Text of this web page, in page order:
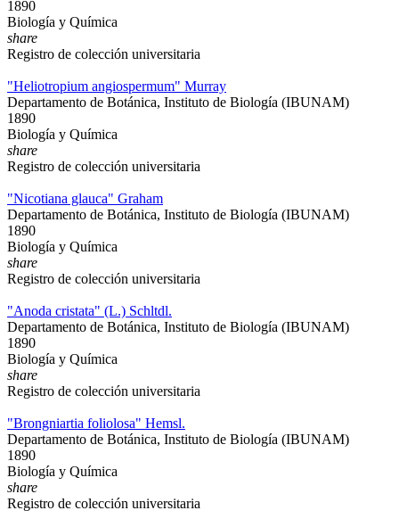
1890
Biología y Química
share
Registro de colección universitaria
"Heliotropium angiospermum" Murray
Departamento de Botánica, Instituto de Biología (IBUNAM)
1890
Biología y Química
share
Registro de colección universitaria
"Nicotiana glauca" Graham
Departamento de Botánica, Instituto de Biología (IBUNAM)
1890
Biología y Química
share
Registro de colección universitaria
"Anoda cristata" (L.) Schltdl.
Departamento de Botánica, Instituto de Biología (IBUNAM)
1890
Biología y Química
share
Registro de colección universitaria
"Brongniartia foliolosa" Hemsl.
Departamento de Botánica, Instituto de Biología (IBUNAM)
1890
Biología y Química
share
Registro de colección universitaria